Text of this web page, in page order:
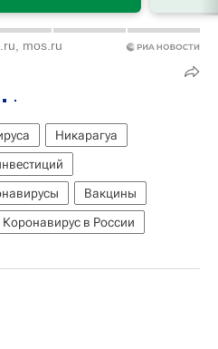
mos.ru
Никарагуа
Вакцины
Коронавирус в России